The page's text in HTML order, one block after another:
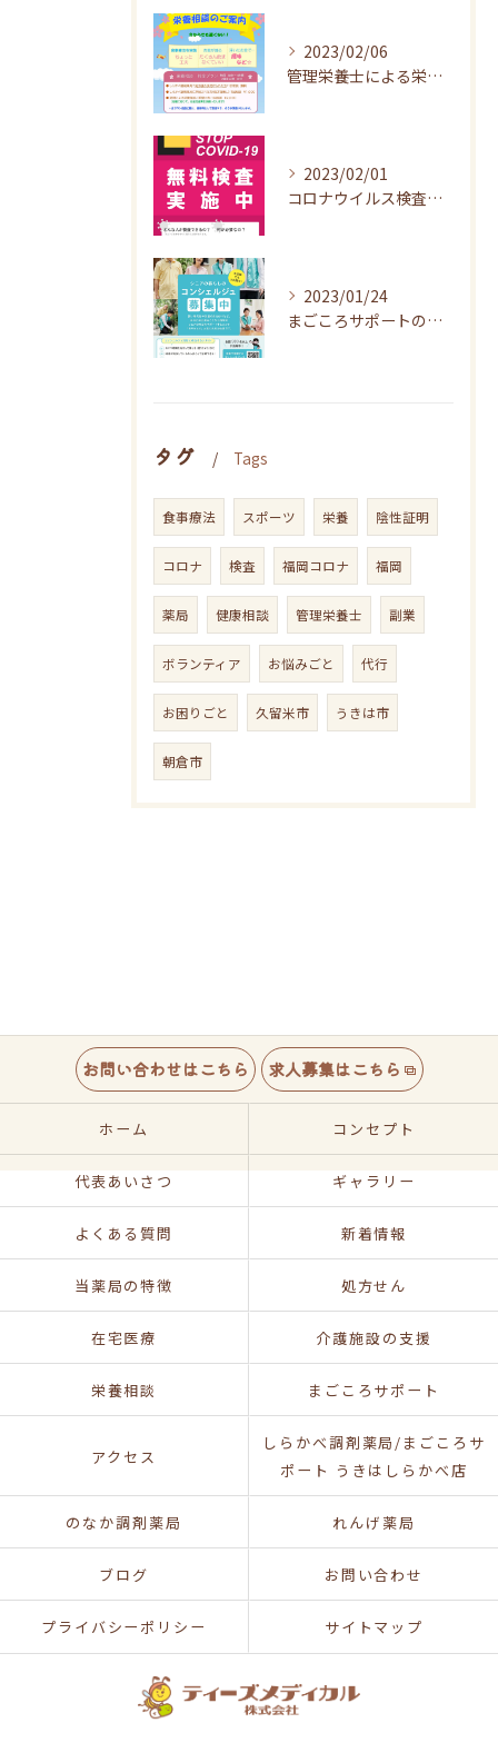
2023/02/06
管理栄養士による栄養サポートのご案内
2023/02/01
コロナウイルス検査事業に関するお知らせ
2023/01/24
まごころサポートの事業説明を行いました
タグ Tags
食事療法 スポーツ 栄養 陰性証明
コロナ 検査 福岡コロナ 福岡
薬局 健康相談 管理栄養士 副業
ボランティア お悩みごと 代行
お困りごと 久留米市 うきは市
朝倉市
お問い合わせはこちら 求人募集はこちら
ホーム コンセプト
代表あいさつ ギャラリー
よくある質問 新着情報
当薬局の特徴 処方せん
在宅医療 介護施設の支援
栄養相談 まごころサポート
アクセス
しらかべ調剤薬局/まごころサ
ポート うきはしらかべ店
のなか調剤薬局 れんげ薬局
ブログ お問い合わせ
プライバシーポリシー サイトマップ